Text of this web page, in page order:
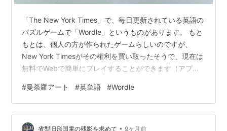
「The New York Times」で、毎日更新されている英語の
パズルゲームで「Wordle」というものがあります。 もと
もとは、個人の方が作られたゲームらしいのですが、
New York Timesがその権利を買い取ったそうで、現在は
無料でWebで簡単にプレイすることができます（アプリ
単語を６回の試行の中で当てる、というものです。とい
っても、何もないと分からないので、試行していくなか
で、答えの手がかりが得られるような仕組みになってい
ます。 ５文字の中で、入力したアルファベットの位置が
#曼荼羅アート #英単語 #Wordle
省型旧形国電の残影を求めて • 9ヶ月前